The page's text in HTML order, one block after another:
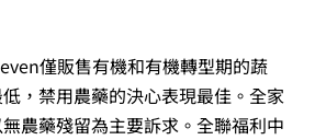
僅販售有機和有機轉型期的蔬
，禁用農藥的決心表現最佳。全家
農藥殘留為主要訴求。全聯福利中